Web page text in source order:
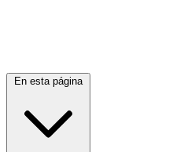
En esta página